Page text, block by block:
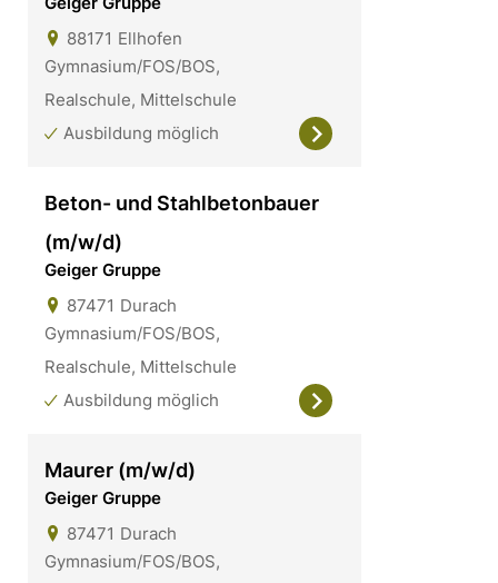
88171 Ellhofen
Gymnasium/FOS/BOS,
Realschule, Mittelschule
Ausbildung möglich
Beton- und Stahlbetonbauer
(m/w/d)
Geiger Gruppe
87471 Durach
Gymnasium/FOS/BOS,
Realschule, Mittelschule
Ausbildung möglich
Maurer (m/w/d)
Geiger Gruppe
87471 Durach
Gymnasium/FOS/BOS,